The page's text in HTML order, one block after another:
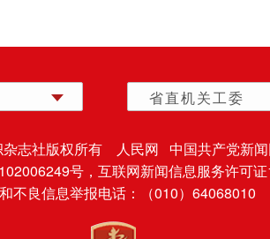
省直机关工委
杂志社版权所有 人民网 中国共产党新
号， 互联网新闻信息服务许可证
不良信息举报电话：（010）64068010